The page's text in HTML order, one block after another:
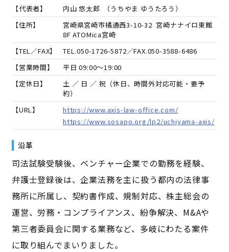
【代表者】 内山 悠太郎 （うちやま ゆうたろう）
【住所】
宮崎県宮崎市橘通西3-10-32 宮崎ナナイロ東館
8F ATOMica宮崎
【TEL／FAX】
TEL.050-1726-5872／FAX.050-3588-6486
【営業時間】
平日 09:00～19:00
【定休日】
土 ／ 日 ／ 祝（休日、時間外対応可能・要予
約）
【URL】
https://www.axis-law-office.com/
https://www.sosapo.org/lp2/uchiyama-axis/
沿革
司法試験受験後、ベンチャー企業での勤務を経験、
弁護士登録後は、企業法務を主に扱う都内の法律事
務所に所属し、契約書作成、規制対応、株主総会の
運営、労務・コンプライアンス、紛争解決、M&Aや
第三者委員会に関する業務など、多岐にわたる案件
に取り組んでまいりました。